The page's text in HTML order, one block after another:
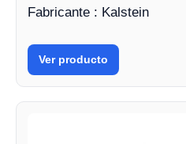
Fabricante : Kalstein
Ver producto